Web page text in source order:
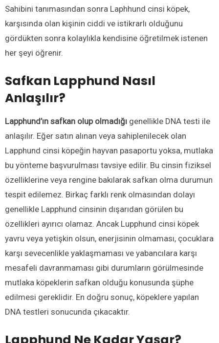
Sahibini tanımasından sonra Laphhund cinsi köpek,
karşısında olan kişinin ciddi ve istikrarlı olduğunu
gördükten sonra kolaylıkla kendisine öğretilmek istenen
her şeyi öğrenir.
Safkan Lapphund Nasıl
Anlaşılır?
Lapphund’ın safkan olup olmadığı genellikle DNA testi ile
anlaşılır. Eğer satın alınan veya sahiplenilecek olan
Lapphund cinsi köpeğin hayvan pasaportu yoksa, mutlaka
bu yönteme başvurulması tavsiye edilir. Bu cinsin fiziksel
özelliklerine veya rengine bakılarak safkan olma durumun
tespit edilemez. Birkaç farklı renk olmasından dolayı
genellikle Lapphund cinsinin dışarıdan görülen bu
özellikleri ayırıcı olamaz. Ancak Lupphund cinsi köpek
yavru veya yetişkin olsun, enerjisinin olmaması, çocuklara
karşı sevecenlikle yaklaşmaması ve yabancılara karşı
mesafeli davranmaması gibi durumların görülmesinde
mutlaka köpeklerin safkan olduğu konusunda şüphe
edilmesi gereklidir. En doğru sonuç, köpeklere yapılan
DNA testleri sonucunda çıkacaktır.